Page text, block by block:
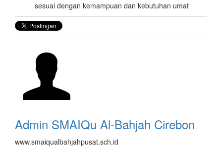
sesuai dengan kemampuan dan kebutuhan umat
Admin SMAIQu Al-Bahjah Cirebon
www.smaiqualbahjahpusat.sch.id